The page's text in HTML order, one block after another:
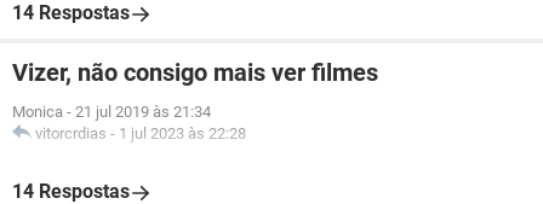
14 Respostas
Vizer, não consigo mais ver filmes
Monica - 21 jul 2019 às 21:34
vitorcrdias - 1 jul 2023 às 22:28
14 Respostas